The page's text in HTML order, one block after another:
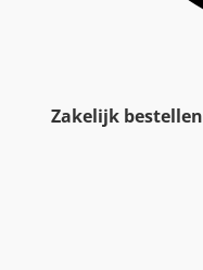
Zakelijk bestellen